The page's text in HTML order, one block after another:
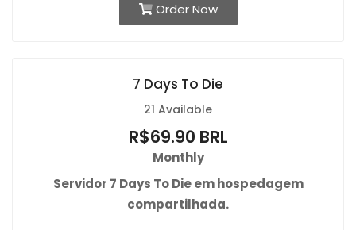
Order Now
7 Days To Die
21 Available
R$69.90 BRL
Monthly
Servidor 7 Days To Die em hospedagem
compartilhada.